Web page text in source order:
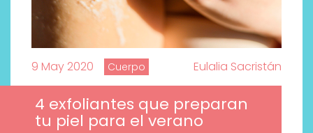
9 May 2020 Cuerpo Eulalia Sacristán
4 exfoliantes que preparan
tu piel para el verano